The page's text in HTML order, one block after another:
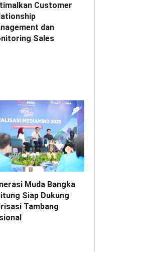
Customer
dan
Sales
Muda Bangka
Siap Dukung
Tambang